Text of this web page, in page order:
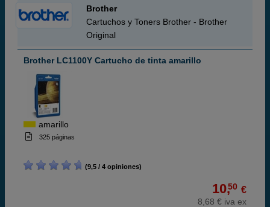
Brother
Cartuchos y Toners Brother - Brother
Original
Brother LC1100Y Cartucho de tinta amarillo
amarillo
325 páginas
(9,5 / 4 opiniones)
10,50 €
8,68 € iva ex